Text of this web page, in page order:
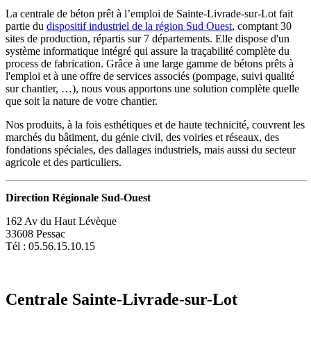
La centrale de béton prêt à l’emploi de Sainte-Livrade-sur-Lot fait
partie du dispositif industriel de la région Sud Ouest, comptant 30
sites de production, répartis sur 7 départements. Elle dispose d'un
système informatique intégré qui assure la traçabilité complète du
process de fabrication. Grâce à une large gamme de bétons prêts à
l'emploi et à une offre de services associés (pompage, suivi qualité
sur chantier, …), nous vous apportons une solution complète quelle
que soit la nature de votre chantier.
Nos produits, à la fois esthétiques et de haute technicité, couvrent les
marchés du bâtiment, du génie civil, des voiries et réseaux, des
fondations spéciales, des dallages industriels, mais aussi du secteur
agricole et des particuliers.
Direction Régionale Sud-Ouest
162 Av du Haut Lévèque
33608 Pessac
Tél : 05.56.15.10.15
Centrale Sainte-Livrade-sur-Lot